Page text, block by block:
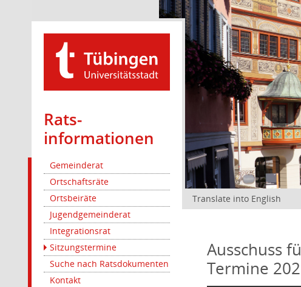
Rats­
informationen
Gemeinderat
Ortschaftsräte
Ortsbeiräte
Jugendgemeinderat
Integrationsrat
Sitzungstermine
Suche nach Ratsdokumenten
Kontakt
Translate into English
Ausschuss
Termine